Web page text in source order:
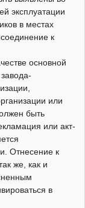
эксплуатации
в местах
к
основной
или
быть
или акт-
Отнесение к
же, как и
в